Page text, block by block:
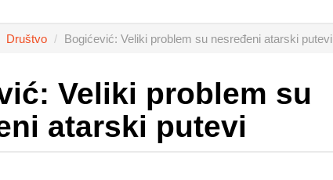
Društvo Bogićević: Veliki problem su nesređeni atarski putevi
Veliki problem su
atarski putevi